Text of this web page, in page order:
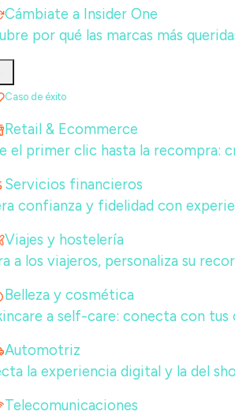
Cámbiate a Insider One
por qué las marcas más
Caso de éxito
Retail & Ecommerce
el primer clic hasta la recompra:
Servicios financieros
confianza y fidelidad con
Viajes y hostelería
a los viajeros, personaliza su
Belleza y cosmética
a self-care: conecta con
Automotriz
la experiencia digital y la del
Telecomunicaciones